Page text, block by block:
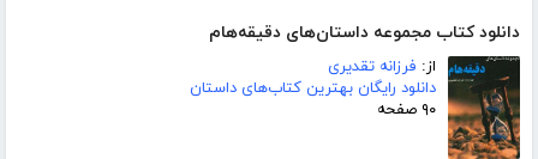
دانلود کتاب مجموعه داستان‌های دقیقه‌هام
از: فرزانه تقدیری
دانلود رایگان بهترین کتاب‌های داستان
۹۰ صفحه